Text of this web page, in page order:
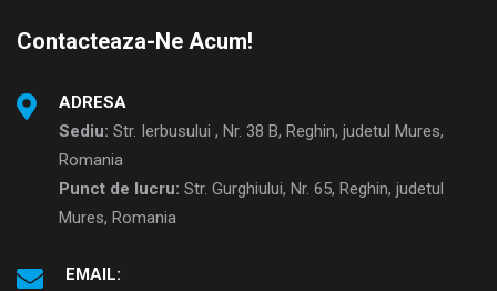
Contacteaza-Ne Acum!
ADRESA
Sediu: Str. Ierbusului , Nr. 38 B, Reghin, judetul Mures,
Romania
Punct de lucru: Str. Gurghiului, Nr. 65, Reghin, judetul
Mures, Romania
EMAIL: